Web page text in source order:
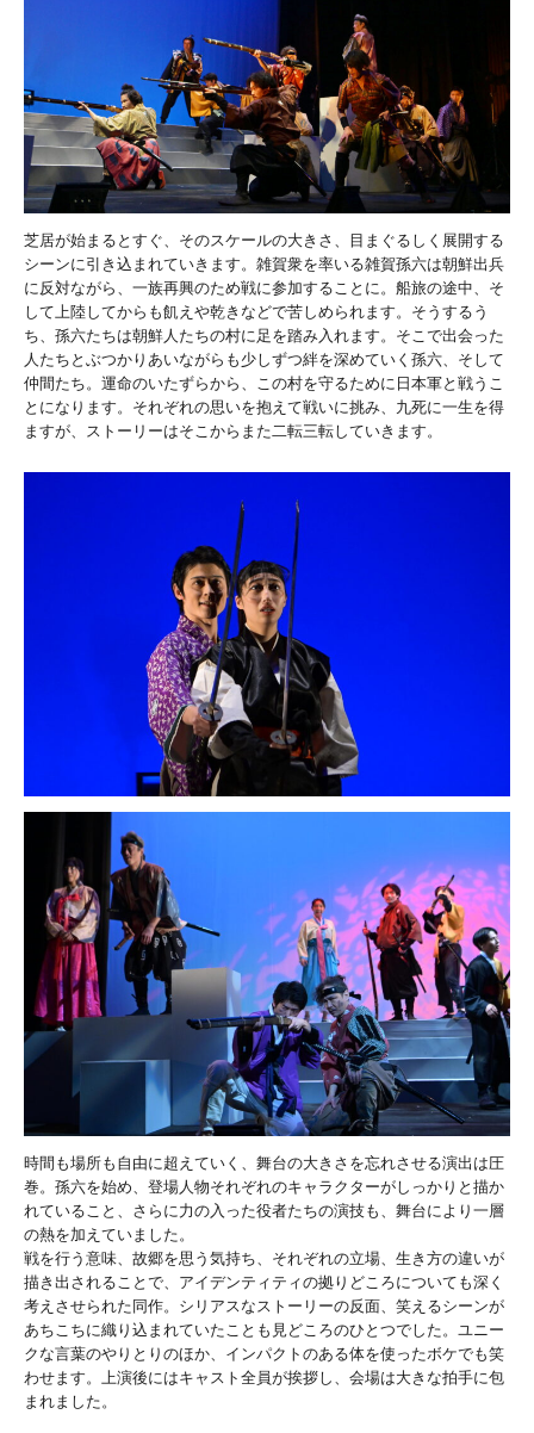
芝居が始まるとすぐ、そのスケールの大きさ、目まぐるしく展開する
シーンに引き込まれていきます。雑賀衆を率いる雑賀孫六は朝鮮出兵
に反対ながら、一族再興のため戦に参加することに。船旅の途中、そ
して上陸してからも飢えや乾きなどで苦しめられます。そうするう
ち、孫六たちは朝鮮人たちの村に足を踏み入れます。そこで出会った
人たちとぶつかりあいながらも少しずつ絆を深めていく孫六、そして
仲間たち。運命のいたずらから、この村を守るために日本軍と戦うこ
とになります。それぞれの思いを抱えて戦いに挑み、九死に一生を得
ますが、ストーリーはそこからまた二転三転していきます。
時間も場所も自由に超えていく、舞台の大きさを忘れさせる演出は圧
巻。孫六を始め、登場人物それぞれのキャラクターがしっかりと描か
れていること、さらに力の入った役者たちの演技も、舞台により一層
の熱を加えていました。
戦を行う意味、故郷を思う気持ち、それぞれの立場、生き方の違いが
描き出されることで、アイデンティティの拠りどころについても深く
考えさせられた同作。シリアスなストーリーの反面、笑えるシーンが
あちこちに織り込まれていたことも見どころのひとつでした。ユニー
クな言葉のやりとりのほか、インパクトのある体を使ったボケでも笑
わせます。上演後にはキャスト全員が挨拶し、会場は大きな拍手に包
まれました。